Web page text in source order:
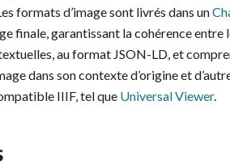
formats d’image sont livrés dans un
finale, garantissant la cohérence
au format JSON-LD, et
dans son contexte d’origine et
IIIF, tel que Universal Viewer.